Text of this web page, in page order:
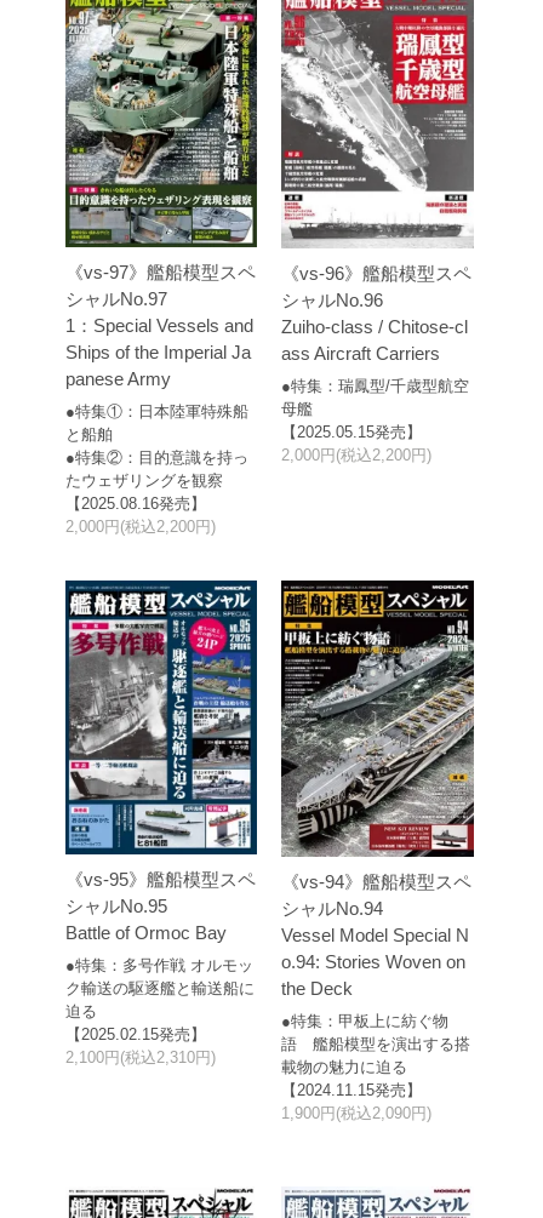
《vs-97》艦船模型スペ
シャルNo.97
1：Special Vessels and
Ships of the Imperial Ja
panese Army
●特集①：日本陸軍特殊船
と船舶
●特集②：目的意識を持っ
たウェザリングを観察
【2025.08.16発売】
2,000円(税込2,200円)
《vs-96》艦船模型スペ
シャルNo.96
Zuiho-class / Chitose-cl
ass Aircraft Carriers
●特集：瑞鳳型/千歳型航空
母艦
【2025.05.15発売】
2,000円(税込2,200円)
《vs-95》艦船模型スペ
シャルNo.95
Battle of Ormoc Bay
●特集：多号作戦 オルモッ
ク輸送の駆逐艦と輸送船に
迫る
【2025.02.15発売】
2,100円(税込2,310円)
《vs-94》艦船模型スペ
シャルNo.94
Vessel Model Special N
o.94: Stories Woven on
the Deck
●特集：甲板上に紡ぐ物
語 艦船模型を演出する搭
載物の魅力に迫る
【2024.11.15発売】
1,900円(税込2,090円)